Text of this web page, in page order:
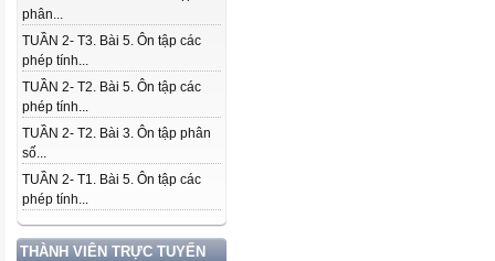
phân...
TUẦN 2- T3. Bài 5. Ôn tập các
phép tính...
TUẦN 2- T2. Bài 5. Ôn tập các
phép tính...
TUẦN 2- T2. Bài 3. Ôn tập phân
số...
TUẦN 2- T1. Bài 5. Ôn tập các
phép tính...
THÀNH VIÊN TRỰC TUYẾN